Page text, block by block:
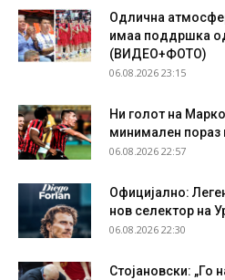
Одлична
имаа поддршка
(ВИДЕО+ФОТО)
06.08.2026 23:15
Ни голот на
минимален
06.08.2026 22:57
Официјално:
нов селектор на
06.08.2026 22:30
Стојановски: „Го